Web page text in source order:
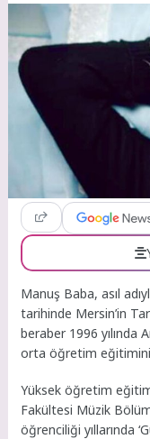
Manuş Baba, asıl
tarihinde Mersin’in
beraber 1996 yılında
orta öğretim eğitimini
Yüksek öğretim
Fakültesi Müzik
öğrenciliği yıllarında